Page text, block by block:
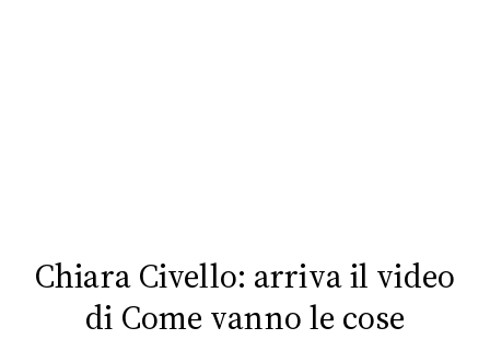
Chiara Civello: arriva il video
di Come vanno le cose